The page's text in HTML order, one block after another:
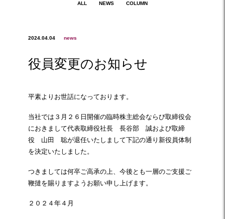
ALL NEWS COLUMN
2024.04.04 news
役員変更のお知らせ
平素よりお世話になっております。
当社では３月２６日開催の臨時株主総会ならび取締役会
におきまして代表取締役社長 長谷部 誠および取締
役 山田 聡が退任いたしまして下記の通り新役員体制
を決定いたしました。
つきましては何卒ご高承の上、今後とも一層のご支援ご
鞭撻を賜りますようお願い申し上げます。
２０２４年４月